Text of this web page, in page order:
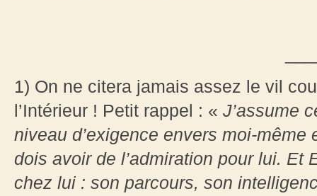
1) On ne citera jamais assez le vil
l’Intérieur ! Petit rappel : « J’assume
niveau d’exigence envers moi-
dois avoir de l’admiration pour lui. Et
chez lui : son parcours, son